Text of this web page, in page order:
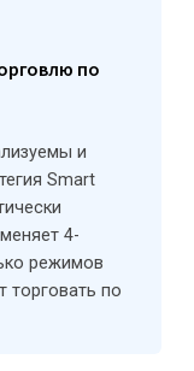
по
и
Smart
4-
режимов
торговать по